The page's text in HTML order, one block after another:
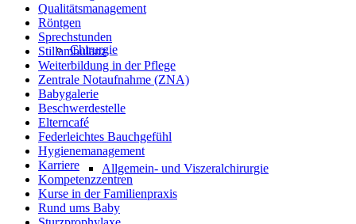
Chirurgie
Allgemein- und Viszeralchirurgie
Qualitätsmanagement
Röntgen
Sprechstunden
Stillambulanz
Weiterbildung in der Pflege
Zentrale Notaufnahme (ZNA)
Babygalerie
Beschwerdestelle
Elterncafé
Federleichtes Bauchgefühl
Hygienemanagement
Karriere
Kompetenzzentren
Kurse in der Familienpraxis
Rund ums Baby